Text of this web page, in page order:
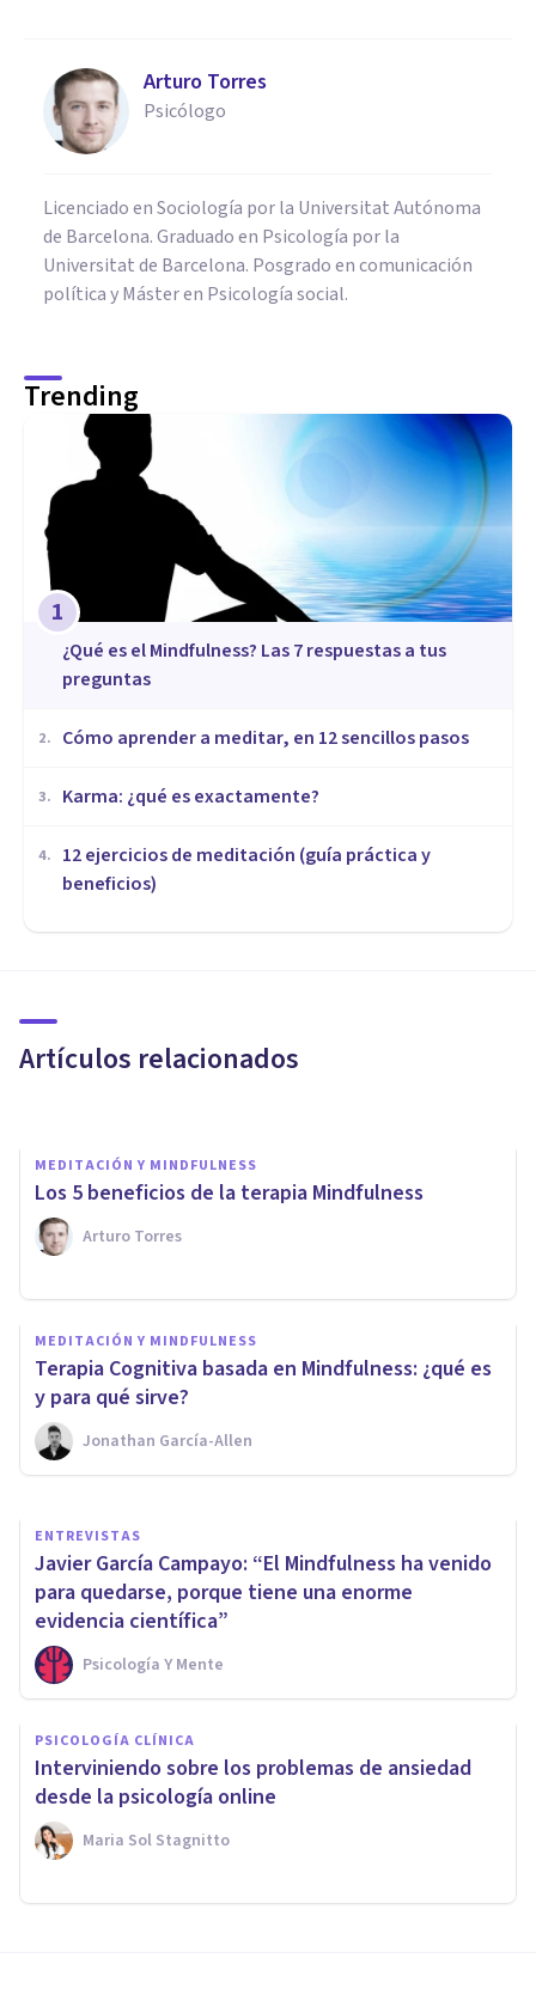
Arturo Torres
Psicólogo
Licenciado en Sociología por la Universitat Autónoma
de Barcelona. Graduado en Psicología por la
Universitat de Barcelona. Posgrado en comunicación
política y Máster en Psicología social.
Trending
1
¿Qué es el Mindfulness? Las 7 respuestas a tus
preguntas
2. Cómo aprender a meditar, en 12 sencillos pasos
3. ​Karma: ¿qué es exactamente?
4.
12 ejercicios de meditación (guía práctica y
beneficios)
Artículos relacionados
Mindfulness en Gràcia:
Atención Plena
MEDITACIÓN Y MINDFULNESS
Los 5 beneficios de la terapia Mindfulness
Arturo Torres
MEDITACIÓN Y MINDFULNESS
​Terapia Cognitiva basada en Mindfulness: ¿qué es
y para qué sirve?
Jonathan García-Allen
María Sol Stagnitto: «Cuando
la ansiedad no es tratada, se
puede cronificar»
Bertrand Regader
ENTREVISTAS
Javier García Campayo: “El Mindfulness ha venido
para quedarse, porque tiene una enorme
evidencia científica”
Psicología Y Mente
PSICOLOGÍA CLÍNICA
Interviniendo sobre los problemas de ansiedad
desde la psicología online
Maria Sol Stagnitto